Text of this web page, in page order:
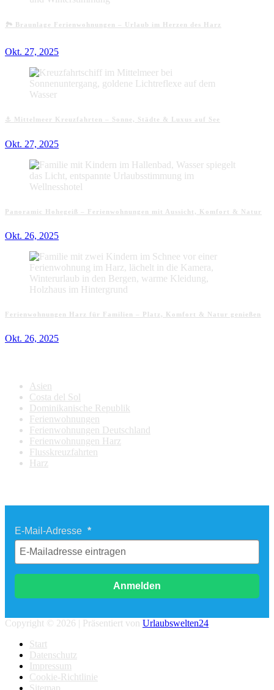
🏞️ Braunlage Ferienwohnungen – Urlaub im Herzen des Harz
Okt. 27, 2025
⚓ Mittelmeer Kreuzfahrten – Sonne, Städte & Luxus auf See
Okt. 27, 2025
Panoramic Hohegeiß – Ferienwohnungen mit Aussicht, Komfort & Natur
Okt. 26, 2025
Ferienwohnungen Harz für Familien – Platz, Komfort & Natur genießen
Okt. 26, 2025
Asien
Costa del Sol
Dominikanische Republik
Ferienwohnungen
Ferienwohnungen Deutschland
Ferienwohnungen Harz
Flusskreuzfahrten
Harz
E-Mail-Adresse
Anmelden
Copyright © 2026 | Präsentiert von Urlaubswelten24
Start
Datenschutz
Impressum
Cookie-Richtlinie